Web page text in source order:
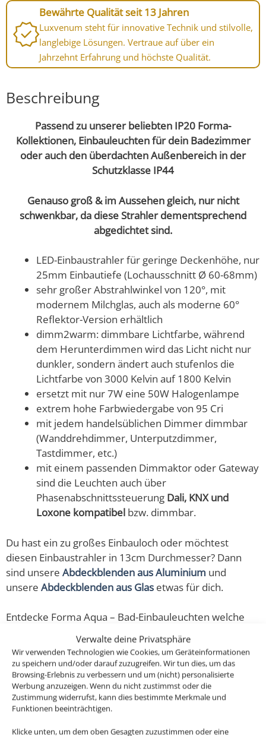
Verwalte deine Privatsphäre
Wir verwenden Technologien wie Cookies, um Geräteinformationen
zu speichern und/oder darauf zuzugreifen. Wir tun dies, um das
Browsing-Erlebnis zu verbessern und um (nicht) personalisierte
Werbung anzuzeigen. Wenn du nicht zustimmst oder die
Zustimmung widerrufst, kann dies bestimmte Merkmale und
Funktionen beeinträchtigen.
Klicke unten, um dem oben Gesagten zuzustimmen oder eine
Bewährte Qualität seit 13 Jahren
Luxvenum steht für innovative Technik und stilvolle,
langlebige Lösungen. Vertraue auf über ein
Jahrzehnt Erfahrung und höchste Qualität.
Beschreibung
Passend zu unserer beliebten IP20 Forma-
Kollektionen, Einbauleuchten für dein Badezimmer
oder auch den überdachten Außenbereich in der
Schutzklasse IP44
Genauso groß & im Aussehen gleich, nur nicht
schwenkbar, da diese Strahler dementsprechend
abgedichtet sind.
LED-Einbaustrahler für geringe Deckenhöhe, nur
25mm Einbautiefe (Lochausschnitt Ø 60-68mm)
sehr großer Abstrahlwinkel von 120°, mit
modernem Milchglas, auch als moderne 60°
Reflektor-Version erhältlich
dimm2warm: dimmbare Lichtfarbe, während
dem Herunterdimmen wird das Licht nicht nur
dunkler, sondern ändert auch stufenlos die
Lichtfarbe von 3000 Kelvin auf 1800 Kelvin
ersetzt mit nur 7W eine 50W Halogenlampe
extrem hohe Farbwiedergabe von 95 Cri
mit jedem handelsüblichen Dimmer dimmbar
(Wanddrehdimmer, Unterputzdimmer,
Tastdimmer, etc.)
mit einem passenden Dimmaktor oder Gateway
sind die Leuchten auch über
Phasenabschnittssteuerung Dali, KNX und
Loxone kompatibel bzw. dimmbar.
Du hast ein zu großes Einbauloch oder möchtest
diesen Einbaustrahler in 13cm Durchmesser? Dann
sind unsere Abdeckblenden aus Aluminium und
unsere Abdeckblenden aus Glas etwas für dich.
Entdecke Forma Aqua – Bad-Einbauleuchten welche
ausschließlich aus CNC-gefrästem Aluminium & Glas
gefertigt sind und auch noch richtig gut aussehen. Auch
das austauschbare Aluminium ist aus CNC-gefrästem
Aluminium hergestellt.
Diese ultra flachen, dimmbaren LED-Einbaustrahler